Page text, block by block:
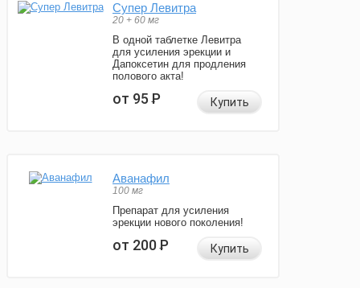
Супер Левитра
20 + 60 мг
В одной таблетке Левитра
для усиления эрекции и
Дапоксетин для продления
полового акта!
от 95Р Купить
Аванафил
100 мг
Препарат для усиления
эрекции нового поколения!
от 200Р Купить